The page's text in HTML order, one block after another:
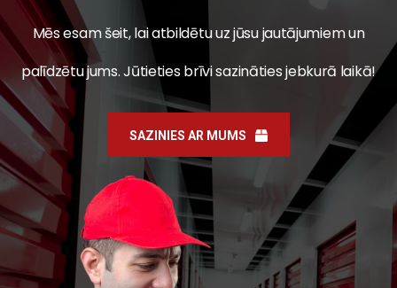
Mēs esam šeit, lai atbildētu uz jūsu jautājumiem un
palīdzētu jums. Jūtieties brīvi sazināties jebkurā laikā!
SAZINIES AR MUMS